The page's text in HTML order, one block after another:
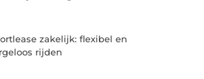
zakelijk: flexibel en
rijden